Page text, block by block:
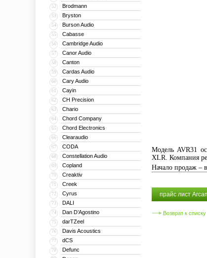
52 Brodmann
53 Bryston
54 Burson Audio
55 Cabasse
56 Cambridge Audio
57 Canor Audio
58 Canton
59 Cardas Audio
60 Cary Audio
61 Cayin
62 CH Precision
63 Chario
64 Chord Company
65 Chord Electronics
66 Clearaudio
67 CODA
68 Constellation Audio
69 Copland
70 Creaktiv
71 Creek
72 Cyrus
73 DALI
74 Dan D’Agostino
75 darTZeel
76 Davis Acoustics
77 dCS
78 Defunc
Модель AVR31
XLR. Компания
Начало продаж –
прайс лист
Возврат к списку